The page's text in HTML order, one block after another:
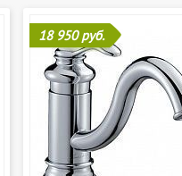
18 950 руб.